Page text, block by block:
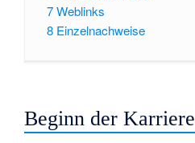
7Weblinks
8 Einzelnachweise
Beginn der Karriere